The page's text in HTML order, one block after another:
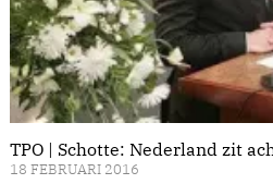
TPO | Schotte: Nederland zit
18 FEBRUARI 2016